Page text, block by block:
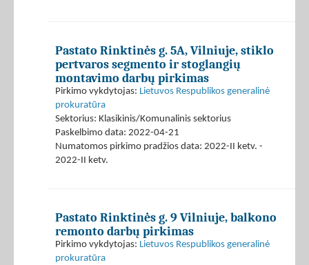
Pastato Rinktinės g. 5A, Vilniuje, stiklo
pertvaros segmento ir stoglangių
montavimo darbų pirkimas
Pirkimo vykdytojas: Lietuvos Respublikos generalinė
prokuratūra
Sektorius: Klasikinis/Komunalinis sektorius
Paskelbimo data: 2022-04-21
Numatomos pirkimo pradžios data: 2022-II ketv. -
2022-II ketv.
Pastato Rinktinės g. 9 Vilniuje, balkono
remonto darbų pirkimas
Pirkimo vykdytojas: Lietuvos Respublikos generalinė
prokuratūra